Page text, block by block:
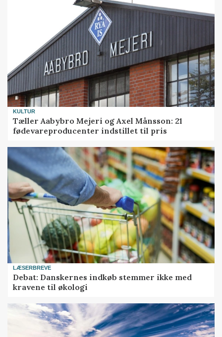
KULTUR
Tæller Aabybro Mejeri og Axel Månsson: 21
fødevareproducenter indstillet til pris
LÆSERBREVE
Debat: Danskernes indkøb stemmer ikke med
kravene til økologi